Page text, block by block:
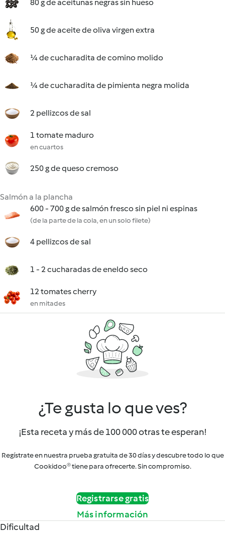
80 g de aceitunas negras sin hueso
50 g de aceite de oliva virgen extra
¼ de cucharadita de comino molido
¼ de cucharadita de pimienta negra molida
2 pellizcos de sal
1 tomate maduro
en cuartos
250 g de queso cremoso
Salmón a la plancha
600 - 700 g de salmón fresco sin piel ni espinas
(de la parte de la cola, en un solo filete)
4 pellizcos de sal
1 - 2 cucharadas de eneldo seco
12 tomates cherry
en mitades
¿Te gusta lo que ves?
¡Esta receta y más de 100 000 otras te esperan!
Regístrate en nuestra prueba gratuita de 30 días y descubre todo lo que
Cookidoo® tiene para ofrecerte. Sin compromiso.
Registrarse gratis
Más información
Dificultad